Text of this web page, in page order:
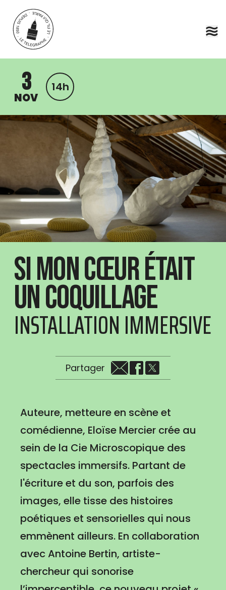
Aller au contenu principal
3
NOV
14h
Si mon cœur était
un coquillage
INSTALLATION IMMERSIVE
Partager
Auteure, metteure en scène et
comédienne, Eloïse Mercier crée au
sein de la Cie Microscopique des
spectacles immersifs. Partant de
l'écriture et du son, parfois des
images, elle tisse des histoires
poétiques et sensorielles qui nous
emmènent ailleurs. En collaboration
avec Antoine Bertin, artiste-
chercheur qui sonorise